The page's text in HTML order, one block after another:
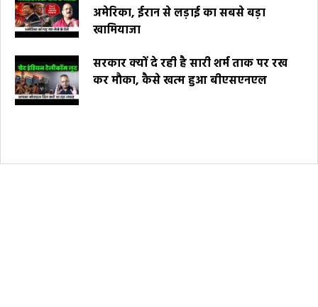
अमेरिका, ईरान से लड़ाई का सबसे बड़ा
खामियाजा
सरकार क्यों दे रही है सारी शर्म ताक पर रख
कर मौका, कैसे खत्म हुआ बीएसएनएल